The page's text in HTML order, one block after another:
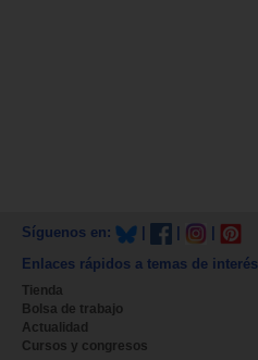
Síguenos en:
Enlaces rápidos a temas de interés
Tienda
Bolsa de trabajo
Actualidad
Cursos y congresos